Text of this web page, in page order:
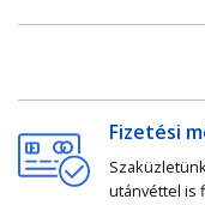
Fizetési